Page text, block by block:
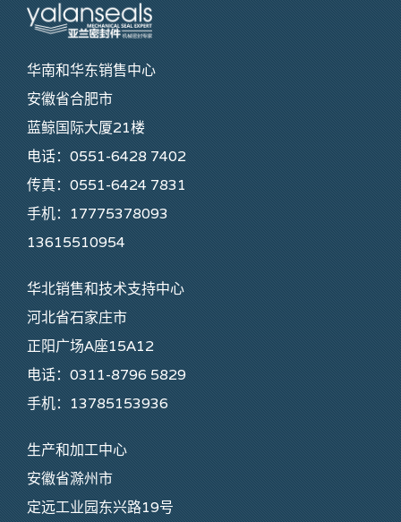
华南和华东销售中心
安徽省合肥市
蓝鲸国际大厦21楼
电话：0551-6428 7402
传真：0551-6424 7831
手机：17775378093
13615510954
华北销售和技术支持中心
河北省石家庄市
正阳广场A座15A12
电话：0311-8796 5829
手机：13785153936
生产和加工中心
安徽省滁州市
定远工业园东兴路19号